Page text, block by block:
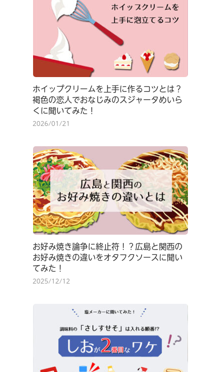
ホイップクリームを上手に作るコツとは？
褐色の恋人でおなじみのスジャータめいら
くに聞いてみた！
2026/01/21
お好み焼き論争に終止符！？広島と関西の
お好み焼きの違いをオタフクソースに聞い
てみた！
2025/12/12